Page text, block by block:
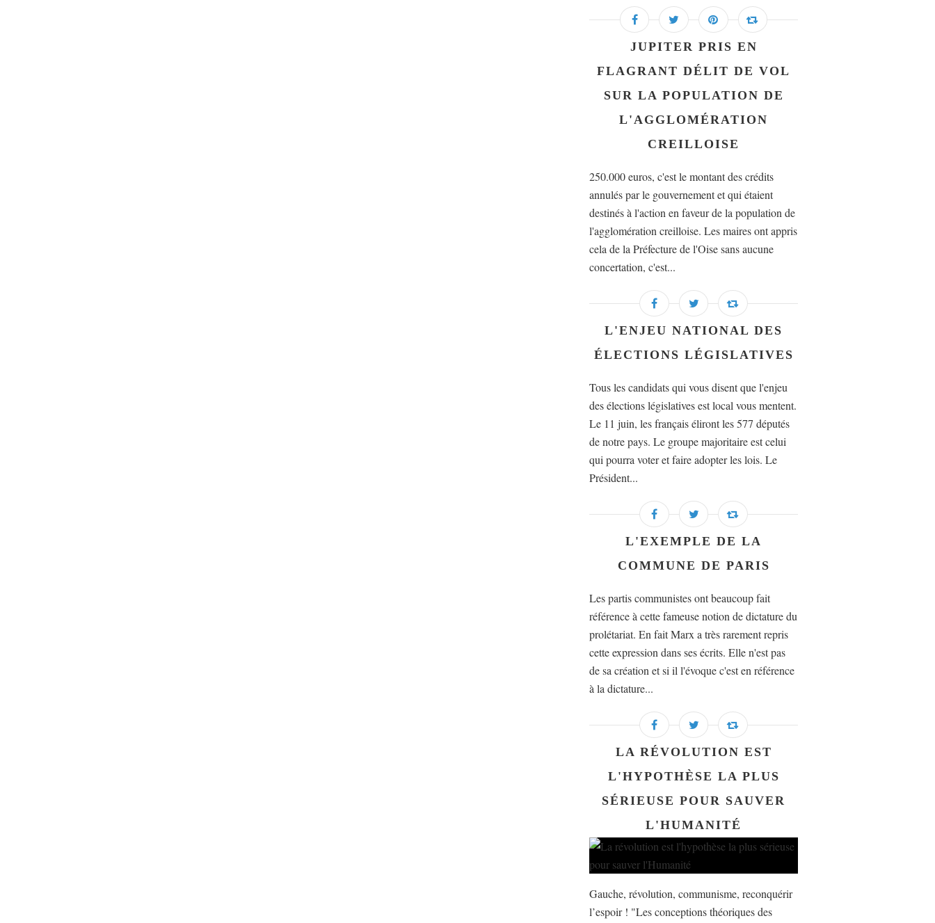
JUPITER PRIS EN
FLAGRANT DÉLIT DE VOL
SUR LA POPULATION DE
L'AGGLOMÉRATION
CREILLOISE
250.000 euros, c'est le montant des crédits
annulés par le gouvernement et qui étaient
destinés à l'action en faveur de la population de
l'agglomération creilloise. Les maires ont appris
cela de la Préfecture de l'Oise sans aucune
concertation, c'est...
L'ENJEU NATIONAL DES
ÉLECTIONS LÉGISLATIVES
Tous les candidats qui vous disent que l'enjeu
des élections législatives est local vous mentent.
Le 11 juin, les français éliront les 577 députés
de notre pays. Le groupe majoritaire est celui
qui pourra voter et faire adopter les lois. Le
Président...
L'EXEMPLE DE LA
COMMUNE DE PARIS
Les partis communistes ont beaucoup fait
référence à cette fameuse notion de dictature du
prolétariat. En fait Marx a très rarement repris
cette expression dans ses écrits. Elle n'est pas
de sa création et si il l'évoque c'est en référence
à la dictature...
LA RÉVOLUTION EST
L'HYPOTHÈSE LA PLUS
SÉRIEUSE POUR SAUVER
L'HUMANITÉ
Gauche, révolution, communisme, reconquérir
l’espoir ! "Les conceptions théoriques des